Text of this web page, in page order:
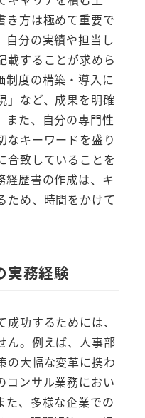
き方は極めて重要で
自分の実績や担当し
載することが求めら
制度の構築・導入に
」など、成果を明確
また、自分の専門性
なキーワードを盛り
合致していることを
経歴書の作成は、キ
ため、時間をかけて
実務経験
功するためには、
ん。例えば、人事部
の大幅な変革に携わ
コンサル業務におい
た、多様な企業での